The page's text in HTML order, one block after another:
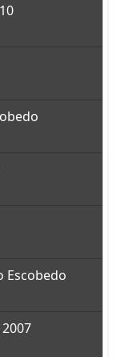
Escobedo